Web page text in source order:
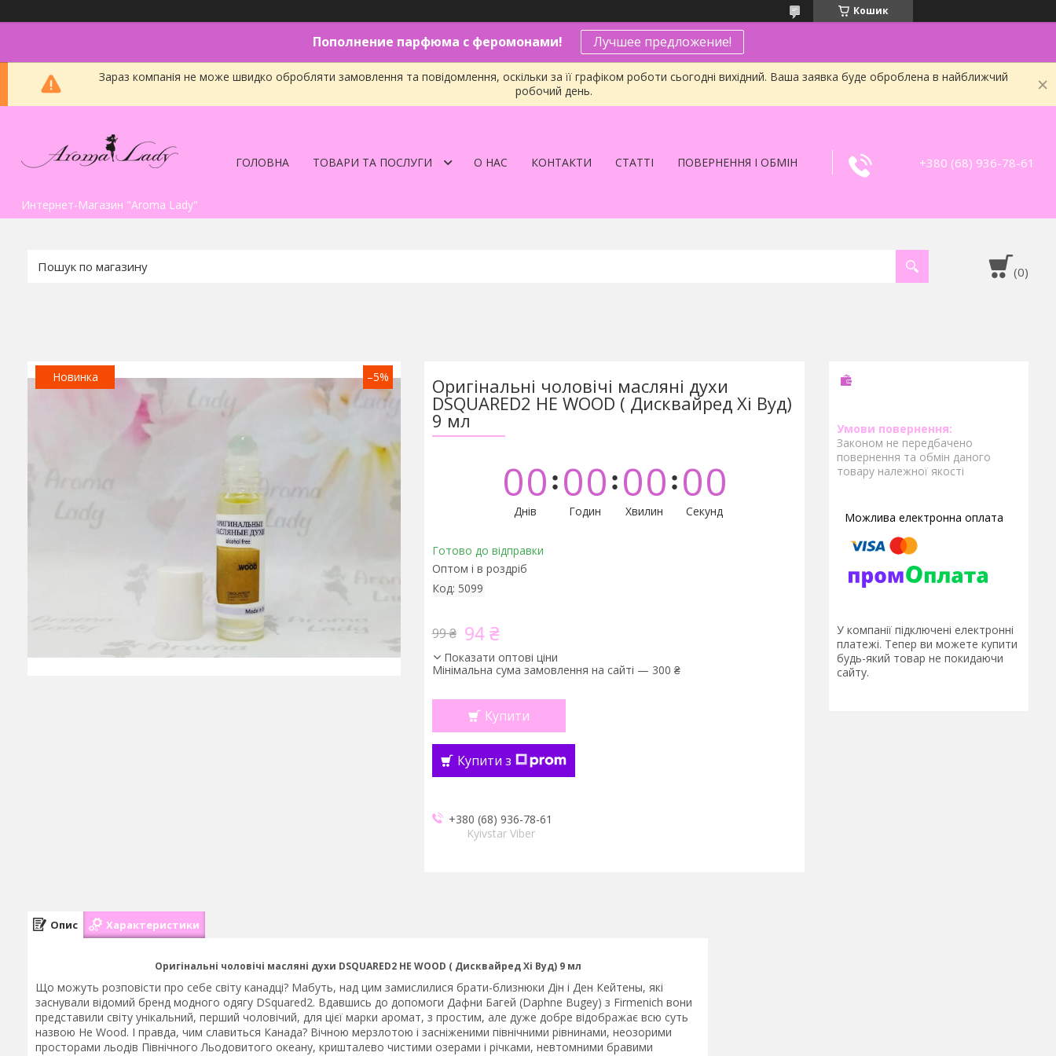
Кошик
Пополнение парфюма с феромонами! Лучшее предложение!
Зараз компанія не може швидко обробляти замовлення та повідомлення, оскільки за її графіком роботи сьогодні вихідний. Ваша заявка буде оброблена в найближчий
робочий день.
Интернет-Магазин "Aroma Lady"
ГОЛОВНА ТОВАРИ ТА ПОСЛУГИ О НАС КОНТАКТИ СТАТТІ ПОВЕРНЕННЯ І ОБМІН +380 (68) 936-78-61
Новинка –5% Оригінальні чоловічі масляні духи
DSQUARED2 HE WOOD ( Дисквайред Хі Вуд)
9 мл
00
Днів
00
Годин
00
Хвилин
00
Секунд
Готово до відправки
Оптом і в роздріб
Код: 5099
99 ₴ 94 ₴
Показати оптові ціни
Мінімальна сума замовлення на сайті — 300 ₴
Купити
Купити з
+380 (68) 936-78-61
Kyivstar Viber
Законом не передбачено
повернення та обмін даного
товару належної якості
У компанії підключені електронні
платежі. Тепер ви можете купити
будь-який товар не покидаючи
сайту.
Опис Характеристики
Оригінальні чоловічі масляні духи DSQUARED2 HE WOOD ( Дисквайред Хі Вуд) 9 мл
Що можуть розповісти про себе світу канадці? Мабуть, над цим замислилися брати-близнюки Дін і Ден Кейтены, які
заснували відомий бренд модного одягу DSquared2. Вдавшись до допомоги Дафни Багей (Daphne Bugey) з Firmenich вони
представили світу унікальний, перший чоловічий, для цієї марки аромат, з простим, але дуже добре відображає всю суть
назвою He Wood. І правда, чим славиться Канада? Вічною мерзлотою і засніженими північними рівнинами, неозорими
просторами льодів Північного Льодовитого океану, кришталево чистими озерами і річками, невтомними бравими